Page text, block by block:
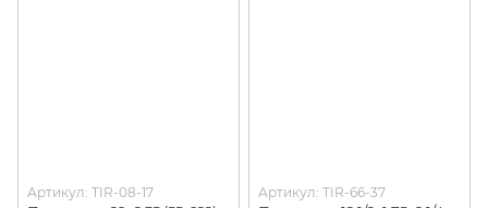
Артикул: TIR-08-17 Артикул: TIR-66-37